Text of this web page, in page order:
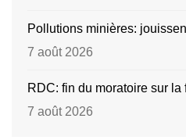
Pollutions minières:
7 août 2026
RDC: fin du moratoire sur
7 août 2026